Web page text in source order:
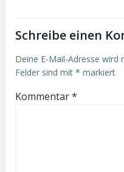
Schreibe einen
Deine E-Mail-Adresse wird
Felder sind mit * markiert
Kommentar*